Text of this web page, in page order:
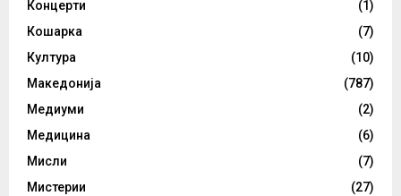
Концерти
(1)
Кошарка
(7)
Култура
(10)
Македонија
(787)
Медиуми
(2)
Медицина
(6)
Мисли
(7)
Мистерии
(27)